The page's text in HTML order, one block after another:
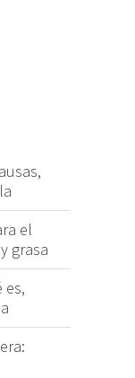
el
grasa
es,